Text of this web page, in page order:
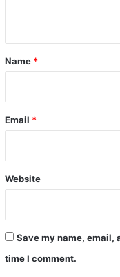
*
Name *
Email *
Website
Save my name, email,
time I comment.